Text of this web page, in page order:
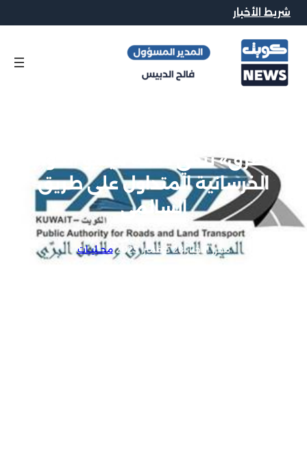
شريط الأخبار
«الطرق» تنفي صحة فيديو الحواجز
الخرسانية المتداول على طريق
السالمي
محرر الاخبار|28 نوفمبر, 2025 |محــليــات